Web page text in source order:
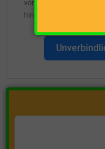
vom
hinsichtlich eines